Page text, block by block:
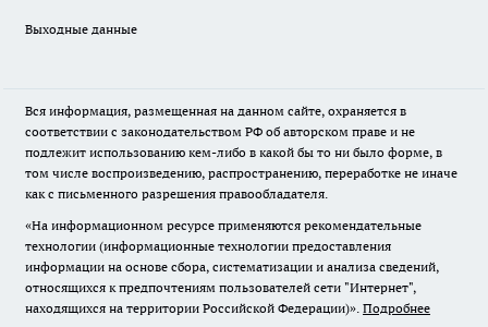
Выходные данные
Вся информация, размещенная на данном сайте, охраняется в
соответствии с законодательством РФ об авторском праве и не
подлежит использованию кем-либо в какой бы то ни было форме, в
том числе воспроизведению, распространению, переработке не иначе
как с письменного разрешения правообладателя.
«На информационном ресурсе применяются рекомендательные
технологии (информационные технологии предоставления
информации на основе сбора, систематизации и анализа сведений,
относящихся к предпочтениям пользователей сети "Интернет",
находящихся на территории Российской Федерации)». Подробнее